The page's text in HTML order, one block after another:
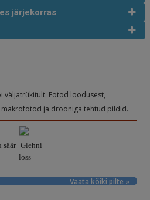
järjekorras
väljatrükitult. Fotod loodusest,
makrofotod ja drooniga tehtud pildid.
säär Glehni
loss
Vaata kõiki pilte »